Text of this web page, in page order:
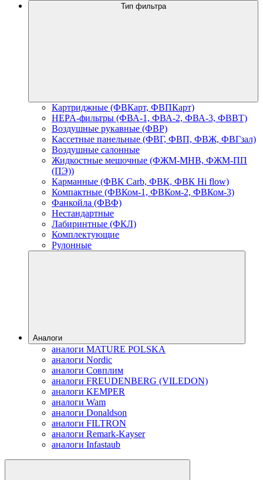
Тип фильтра
Картриджные (ФВКарт, ФВПКарт)
HEPA-фильтры (ФВА-1, ФВА-2, ФВА-3, ФВВТ)
Воздушные рукавные (ФВР)
Кассетные панельные (ФВГ, ФВП, ФВЖ, ФВГзал)
Воздушные салонные
Жидкостные мешочные (ФЖМ-МНВ, ФЖМ-ПП
(ПЭ))
Карманные (ФВК Carb, ФВК, ФВК Hi flow)
Компактные (ФВКом-1, ФВКом-2, ФВКом-3)
Фанкойла (ФВФ)
Нестандартные
Лабиринтные (ФКЛ)
Комплектующие
Рулонные
Аналоги
аналоги MATURE POLSKA
аналоги Nordic
аналоги Совплим
аналоги FREUDENBERG (VILEDON)
аналоги KEMPER
аналоги Wam
аналоги Donaldson
аналоги FILTRON
аналоги Remark-Kayser
аналоги Infastaub